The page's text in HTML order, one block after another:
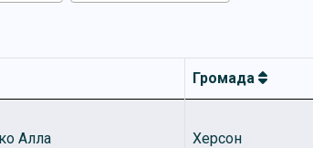
Громада
Алла Херсон